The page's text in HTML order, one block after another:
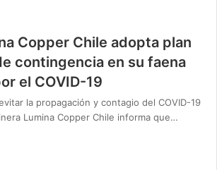
Copper Chile adopta plan
contingencia en su faena
el COVID-19
la propagación y contagio del COVID-19
Lumina Copper Chile informa que…